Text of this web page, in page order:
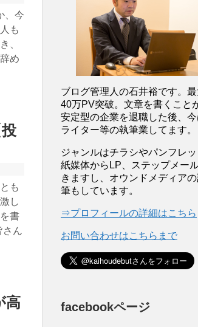
、今
も
、
め
も
し
書
さん
高
ブログ管理人の石井裕です。
40万PV突破。文章を書くこと
安定型の企業を退職した後、
ライター等の執筆業してます。
ジャンルはチラシやパンフレ
紙媒体からLP、ステップメー
きますし、オウンドメディア
筆もしています。
⇒プロフィールの詳細はこちら
お問い合わせはこちらまで
facebookページ